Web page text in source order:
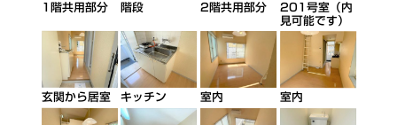
1階共用部分 階段 2階共用部分 201号室（内
見可能です）
玄関から居室 キッチン 室内 室内